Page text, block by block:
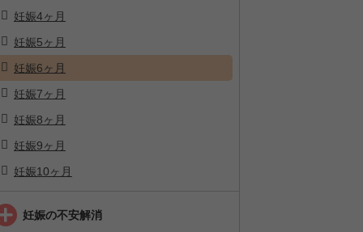
妊娠4ヶ月
妊娠5ヶ月
妊娠6ヶ月
妊娠7ヶ月
妊娠8ヶ月
妊娠9ヶ月
妊娠10ヶ月
妊娠の不安解消